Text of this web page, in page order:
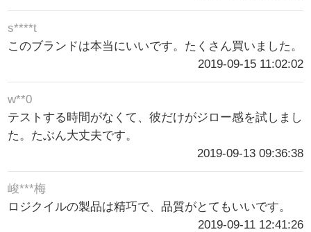
s****t
このブランドは本当にいいです。たくさん買いました。
2019-09-15 11:02:02
w**0
テストする時間がなくて、彼だけがジロー感を試しまし
た。たぶん大丈夫です。
2019-09-13 09:36:38
峻***梅
ロジクイルの製品は精巧で、品質がとてもいいです。
2019-09-11 12:41:26